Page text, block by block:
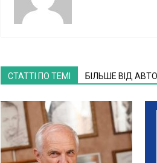
СТАТТІ ПО ТЕМІ БІЛЬШЕ ВІД